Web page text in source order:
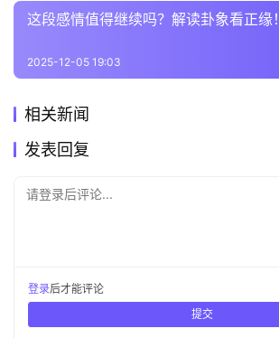
这段感情值得继续吗？解读卦象看正缘！
2025-12-05 19:03
相关新闻
发表回复
请登录后评论...
登录后才能评论
提交